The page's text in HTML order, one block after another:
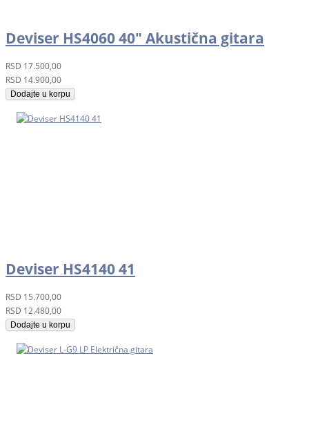
Deviser HS4060 40" Akustična gitara
RSD 17.500,00
RSD 14.900,00
Dodajte u korpu
Deviser HS4140 41
RSD 15.700,00
RSD 12.480,00
Dodajte u korpu